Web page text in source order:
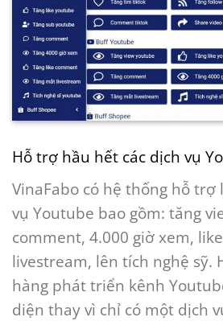
Hỗ trợ hầu hết các dịch vụ
VinaFabo có hệ thống hỗ
vụ Youtube bao gồm: tăng
comment, 4.000 giờ xem,
livestream, lên tích nghệ sỹ.
hàng phát triển kênh
diện thay vì chỉ có một dịch